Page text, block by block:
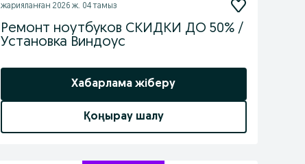
жарияланған 2026 ж. 04 тамыз
Ремонт ноутбуков СКИДКИ ДО 50% /
Установка Виндоус
Хабарлама жіберу
Қоңырау шалу